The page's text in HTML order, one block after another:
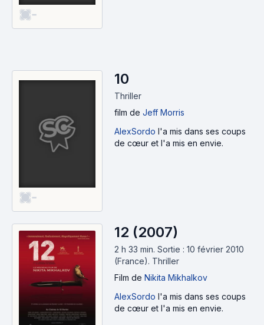
-
-
10
Thriller
film de Jeff Morris
AlexSordo l'a mis dans ses coups
de cœur et l'a mis en envie.
12 (2007)
2 h 33 min. Sortie : 10 février 2010
(France). Thriller
Film de Nikita Mikhalkov
AlexSordo l'a mis dans ses coups
de cœur et l'a mis en envie.